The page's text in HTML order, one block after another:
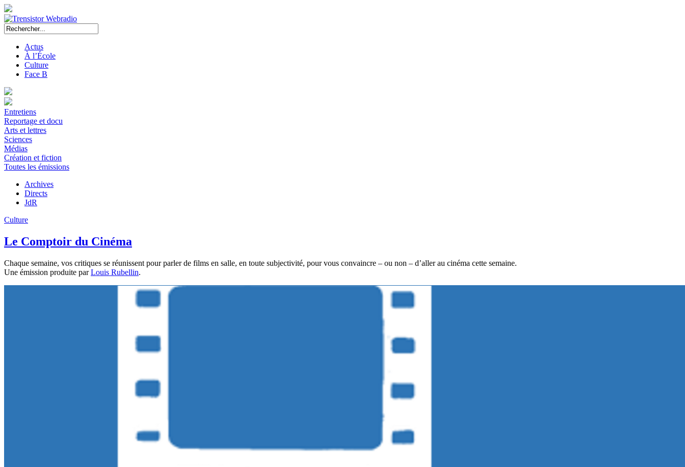
Actus
À l’École
Culture
Face B
Entretiens
Reportage et docu
Arts et lettres
Sciences
Médias
Création et fiction
Toutes les émissions
Archives
Directs
JdR
Culture
Le Comptoir du Cinéma
Chaque semaine, vos critiques se réunissent pour parler de films en salle, en toute subjectivité, pour vous convaincre – ou non – d’aller au cinéma cette semaine.
Une émission produite parLouis Rubellin.